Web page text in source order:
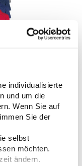
individualisierte
und um die
Wenn Sie auf
Sie der
selbst
möchten.
ändern.
Nähte
Personalisierung